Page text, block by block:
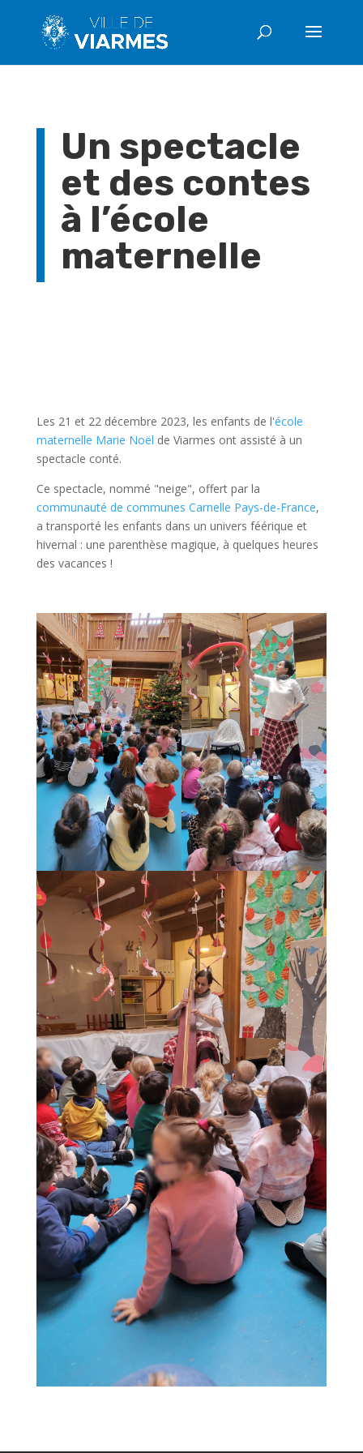
Un spectacle
et des contes
à l’école
maternelle
Les 21 et 22 décembre 2023, les enfants de l'école
maternelle Marie Noël de Viarmes ont assisté à un
spectacle conté.
Ce spectacle, nommé "neige", offert par la
communauté de communes Carnelle Pays-de-France,
a transporté les enfants dans un univers féérique et
hivernal : une parenthèse magique, à quelques heures
des vacances !